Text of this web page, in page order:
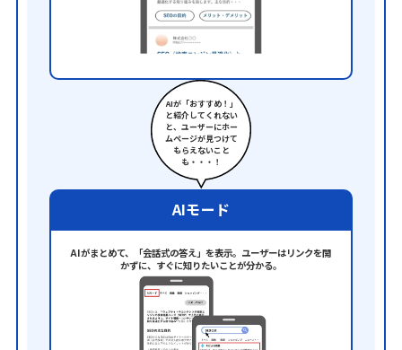
AIが「おすすめ！」
と紹介してくれない
と、ユーザーにホー
ムページが見つけて
もらえないこと
も・・・！
AIモード
AIがまとめて、「会話式の答え」を表示。ユーザーはリンクを開
かずに、すぐに知りたいことが分かる。